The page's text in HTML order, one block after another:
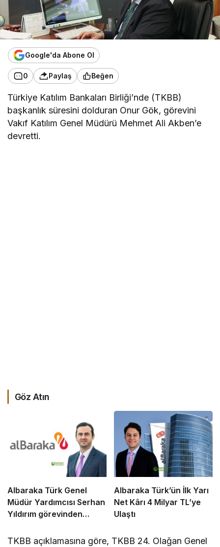
Google'da Abone Ol
0 Paylaş Beğen
Türkiye Katılım Bankaları Birliği’nde (TKBB)
başkanlık süresini dolduran Onur Gök, görevini
Vakıf Katılım Genel Müdürü Mehmet Ali Akben’e
devretti.
Göz Atın
Albaraka Türk Genel
Müdür Yardımcısı Serhan
Yıldırım görevinden
Albaraka Türk’ün İlk Yarı
Net Kârı 4 Milyar TL’ye
Ulaştı
TKBB açıklamasına göre, TKBB 24. Olağan Genel